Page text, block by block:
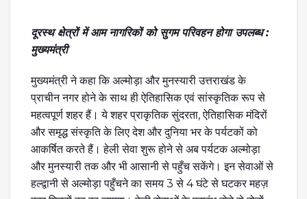
दूरस्थ क्षेत्रों में आम नागरिकों को सुगम परिवहन होगा उपलब्ध :
मुख्यमंत्री
मुख्यमंत्री ने कहा कि अल्मोड़ा और मुनस्यारी उत्तराखंड के
प्राचीन नगर होने के साथ ही ऐतिहासिक एवं सांस्कृतिक रूप से
महत्वपूर्ण शहर हैं। ये शहर प्राकृतिक सुंदरता, ऐतिहासिक मंदिरों
और समृद्ध संस्कृति के लिए देश और दुनिया भर के पर्यटकों को
आकर्षित करते हैं। हेली सेवा शुरू होने से अब पर्यटक अल्मोड़ा
और मुनस्यारी तक और भी आसानी से पहुँच सकेंगे। इन सेवाओं से
हल्द्वानी से अल्मोड़ा पहुँचने का समय 3 से 4 घंटे से घटकर महज़